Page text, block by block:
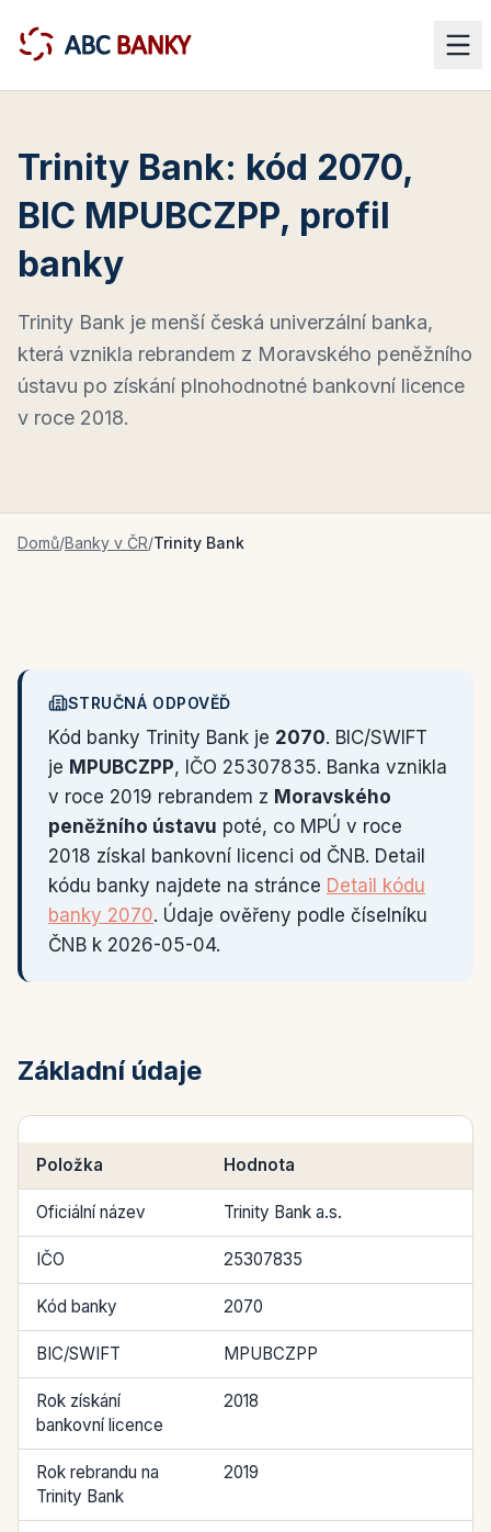
Trinity Bank: kód 2070,
BIC MPUBCZPP, profil
banky
Trinity Bank je menší česká univerzální banka,
která vznikla rebrandem z Moravského peněžního
ústavu po získání plnohodnotné bankovní licence
v roce 2018.
Domů/Banky v ČR/Trinity Bank
STRUČNÁ ODPOVĚĎ
Kód banky Trinity Bank je 2070. BIC/SWIFT
je MPUBCZPP, IČO 25307835. Banka vznikla
v roce 2019 rebrandem z Moravského
peněžního ústavu poté, co MPÚ v roce
2018 získal bankovní licenci od ČNB. Detail
kódu banky najdete na stránce Detail kódu
banky 2070. Údaje ověřeny podle číselníku
ČNB k 2026-05-04.
Základní údaje
Položka Hodnota
Oficiální název Trinity Bank a.s.
IČO 25307835
Kód banky 2070
BIC/SWIFT MPUBCZPP
Rok získání
bankovní licence
2018
Rok rebrandu na
Trinity Bank
2019